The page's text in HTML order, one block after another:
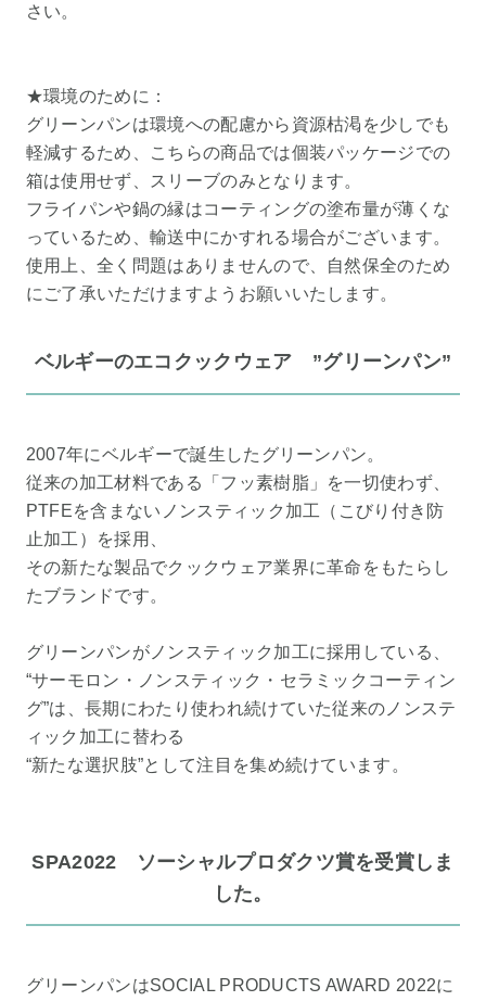
さい。
★環境のために：
グリーンパンは環境への配慮から資源枯渇を少しでも
軽減するため、こちらの商品では個装パッケージでの
箱は使用せず、スリーブのみとなります。
フライパンや鍋の縁はコーティングの塗布量が薄くな
っているため、輸送中にかすれる場合がございます。
使用上、全く問題はありませんので、自然保全のため
にご了承いただけますようお願いいたします。
ベルギーのエコクックウェア ”グリーンパン”
2007年にベルギーで誕生したグリーンパン。
従来の加工材料である「フッ素樹脂」を一切使わず、
PTFEを含まないノンスティック加工（こびり付き防
止加工）を採用、
その新たな製品でクックウェア業界に革命をもたらし
たブランドです。
グリーンパンがノンスティック加工に採用している、
“サーモロン・ノンスティック・セラミックコーティン
グ”は、長期にわたり使われ続けていた従来のノンステ
ィック加工に替わる
“新たな選択肢”として注目を集め続けています。
SPA2022 ソーシャルプロダクツ賞を受賞しま
した。
グリーンパンはSOCIAL PRODUCTS AWARD 2022に